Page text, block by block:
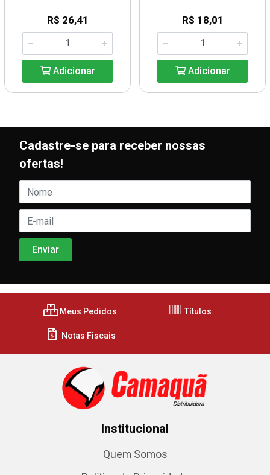
R$ 26,41
Adicionar
R$ 18,01
Adicionar
Cadastre-se para receber nossas
ofertas!
Meus Pedidos Títulos
Notas Fiscais
Institucional
Quem Somos